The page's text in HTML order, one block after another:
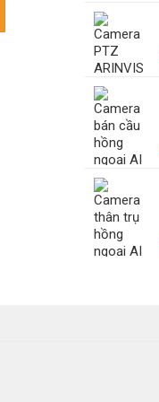
DE/W số lượng